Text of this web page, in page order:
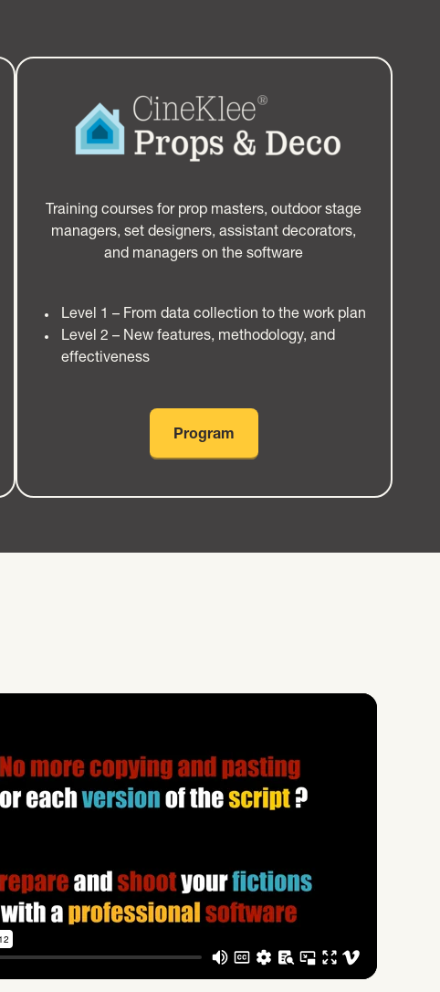
Training courses for prop masters, outdoor stage
managers, set designers, assistant decorators,
and managers on the software
Level 1 – From data collection to the work plan
Level 2 – New features, methodology, and
effectiveness
Program